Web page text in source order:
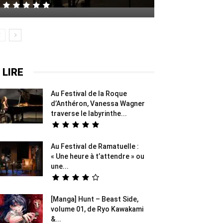
Au Festival de la Roque
d’Anthéron, Vanessa Wagner
traverse le labyrinthe...
Au Festival de Ramatuelle :
« Une heure à t’attendre » ou
une...
[Manga] Hunt – Beast Side,
volume 01, de Ryo Kawakami
&...